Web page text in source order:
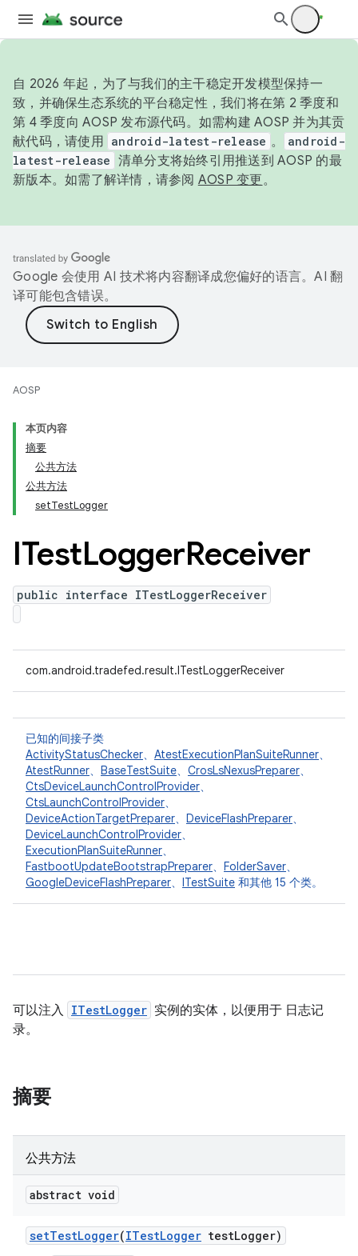
自 2026 年起，为了与我们的主干稳定开发模型保持一
致，并确保生态系统的平台稳定性，我们将在第 2 季度和
第 4 季度向 AOSP 发布源代码。如需构建 AOSP 并为其贡
献代码，请使用 android-latest-release 。
android-
latest-release 清单分支将始终引用推送到 AOSP 的最
新版本。如需了解详情，请参阅 AOSP 变更。
Google 会使用 AI 技术将内容翻译成您偏好的语言。AI 翻
译可能包含错误。
AOSP
本页内容
摘要
公共方法
公共方法
setTestLogger
ITestLoggerReceiver
public interface ITestLoggerReceiver
com.android.tradefed.result.ITestLoggerReceiver
已知的间接子类
ActivityStatusChecker、 AtestExecutionPlanSuiteRunner、
AtestRunner、 BaseTestSuite、 CrosLsNexusPreparer、
CtsDeviceLaunchControlProvider、
CtsLaunchControlProvider、
DeviceActionTargetPreparer、 DeviceFlashPreparer、
DeviceLaunchControlProvider、
ExecutionPlanSuiteRunner、
FastbootUpdateBootstrapPreparer、 FolderSaver、
GoogleDeviceFlashPreparer、 ITestSuite 和其他 15 个类。
可以注入 ITestLogger 实例的实体，以便用于 日志记
录。
摘要
公共方法
abstract void
setTestLogger(ITestLogger testLogger)